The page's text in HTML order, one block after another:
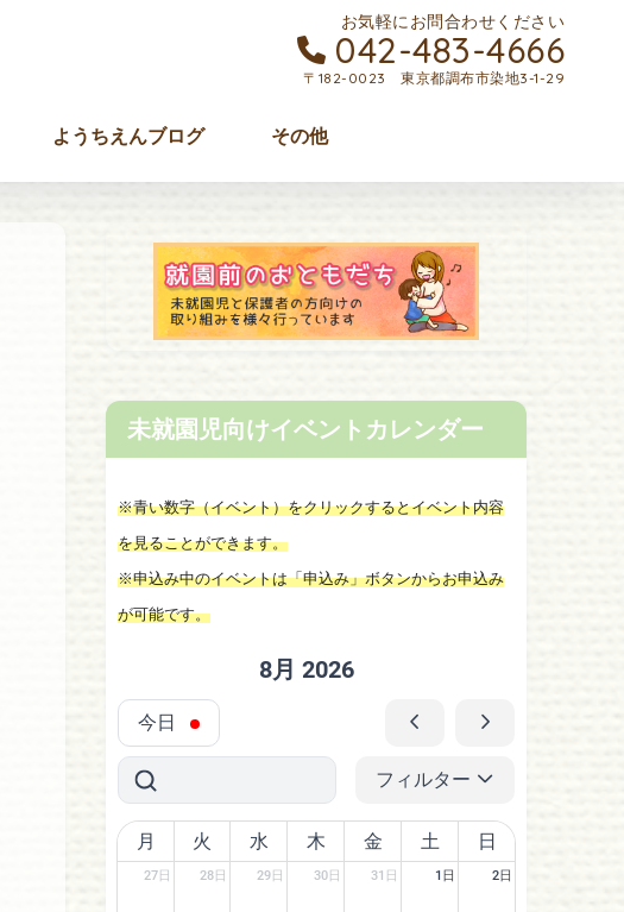
ようちえんブログ その他
お気軽にお問合わせください
042-483-4666
〒182-0023 東京都調布市染地3-1-29
未就園児向けイベントカレンダー
※青い数字（イベント）をクリックするとイベント内容
を見ることができます。
※申込み中のイベントは「申込み」ボタンからお申込み
が可能です。
今日
8月 2026
フィルター
月 火 水 木 金 土 日
27日 28日 29日 30日 31日 1日 2日